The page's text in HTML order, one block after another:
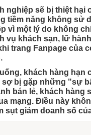
nghiệp sẽ bị thiệt hại
tiềm năng không sử
vì một lý do không
vụ khách sạn, lữ
trang Fanpage của
khách hàng hạn
sợ bị gặp những "sự
bán lẻ, khách hàng
mạng. Điều này
sụt giảm doanh số